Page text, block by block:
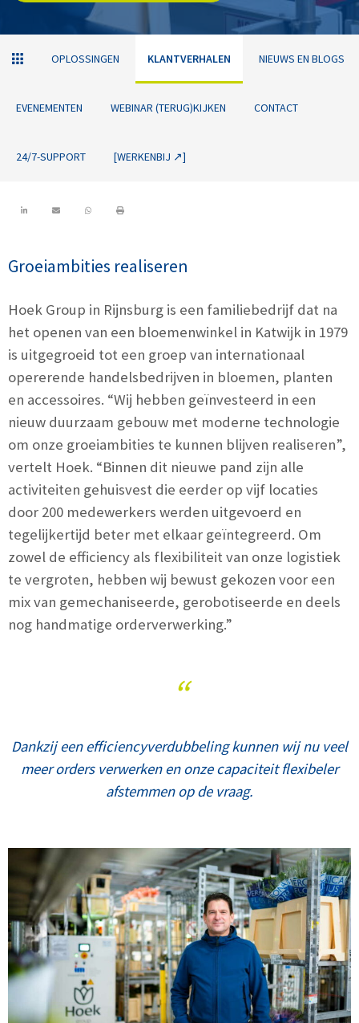
OPLOSSINGEN KLANTVERHALEN NIEUWS EN BLOGS
EVENEMENTEN WEBINAR (TERUG)KIJKEN CONTACT
24/7-SUPPORT [WERKENBIJ ↗]
Groeiambities realiseren
Hoek Group in Rijnsburg is een familiebedrijf dat na
het openen van een bloemenwinkel in Katwijk in 1979
is uitgegroeid tot een groep van internationaal
opererende handelsbedrijven in bloemen, planten
en accessoires. “Wij hebben geïnvesteerd in een
nieuw duurzaam gebouw met moderne technologie
om onze groeiambities te kunnen blijven realiseren”,
vertelt Hoek. “Binnen dit nieuwe pand zijn alle
activiteiten gehuisvest die eerder op vijf locaties
door 200 medewerkers werden uitgevoerd en
tegelijkertijd beter met elkaar geïntegreerd. Om
zowel de efficiency als flexibiliteit van onze logistiek
te vergroten, hebben wij bewust gekozen voor een
mix van gemechaniseerde, gerobotiseerde en deels
nog handmatige orderverwerking.”
“
Dankzij een efficiencyverdubbeling kunnen wij nu veel
meer orders verwerken en onze capaciteit flexibeler
afstemmen op de vraag.